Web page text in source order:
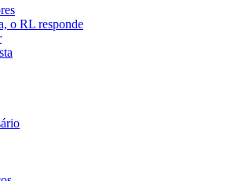
o RL responde